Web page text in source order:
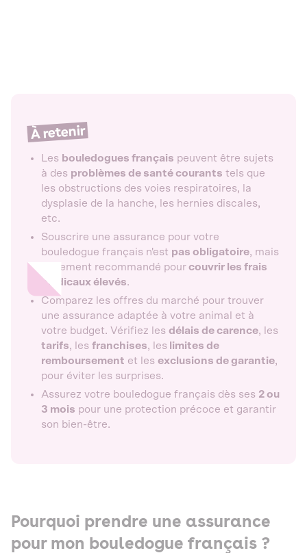
À retenir
Les bouledogues français peuvent être sujets
à des problèmes de santé courants tels que
les obstructions des voies respiratoires, la
dysplasie de la hanche, les hernies discales,
etc.
Souscrire une assurance pour votre
bouledogue français n'est pas obligatoire, mais
fortement recommandé pourcouvrir les frais
médicaux élevés.
Comparez les offres du marché pour trouver
une assurance adaptée à votre animal et à
votre budget. Vérifiez les délais de carence, les
tarifs, les franchises, les limites de
remboursement et les exclusions de garantie,
pour éviter les surprises.
Assurez votre bouledogue français dès ses 2 ou
3 mois pour une protection précoce et garantir
son bien-être.
Pourquoi prendre une assurance
pour mon bouledogue français ?